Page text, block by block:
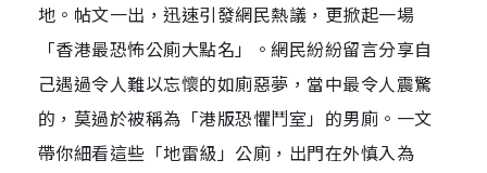
地。帖文一出，迅速引發網民熱議，更掀起一場
「香港最恐怖公廁大點名」。網民紛紛留言分享自
己遇過令人難以忘懷的如廁惡夢，當中最令人震驚
的，莫過於被稱為「港版恐懼鬥室」的男廁。一文
帶你細看這些「地雷級」公廁，出門在外慎入為